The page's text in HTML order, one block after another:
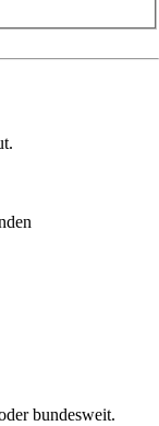
bundesweit.